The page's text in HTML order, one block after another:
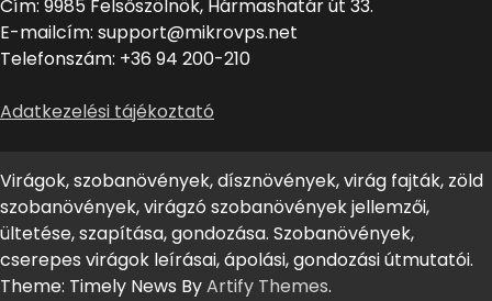
Cím: 9985 Felsőszölnök, Hármashatár út 33.
E-mailcím: support@mikrovps.net
Telefonszám: +36 94 200-210
Adatkezelési tájékoztató
Virágok, szobanövények, dísznövények, virág fajták, zöld
szobanövények, virágzó szobanövények jellemzői,
ültetése, szapítása, gondozása. Szobanövények,
cserepes virágok leírásai, ápolási, gondozási útmutatói.
Theme: Timely News ByArtify Themes.